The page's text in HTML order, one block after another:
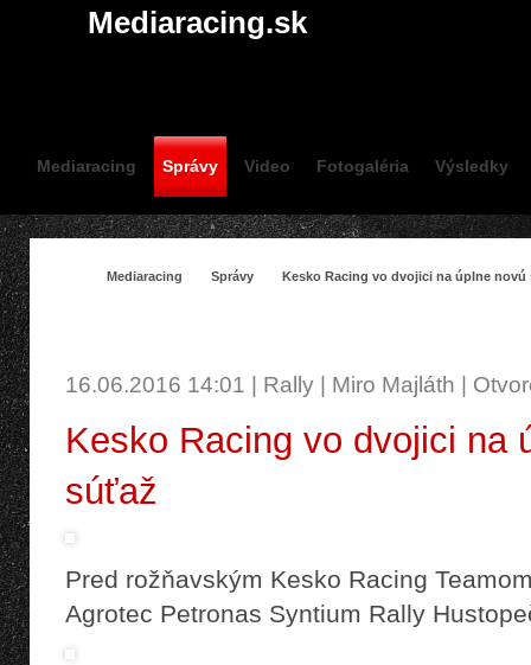
Mediaracing.sk
Mediaracing Správy Video Fotogaléria Výsledky
Mediaracing Správy Kesko Racing vo dvojici na úplne novú
16.06.2016 14:01 | Rally | Miro Majláth |
Kesko Racing vo dvojici na
súťaž
Pred rožňavským Kesko Racing
Agrotec Petronas Syntium Rally